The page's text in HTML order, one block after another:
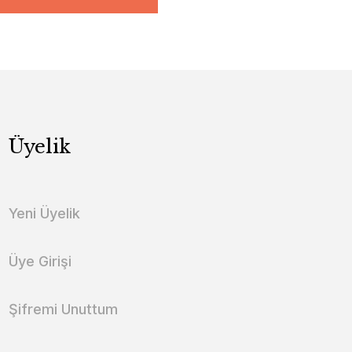
Üyelik
Yeni Üyelik
Üye Girişi
Şifremi Unuttum